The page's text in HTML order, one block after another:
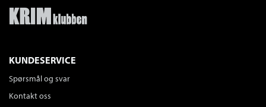
KUNDESERVICE
Spørsmål og svar
Kontakt oss